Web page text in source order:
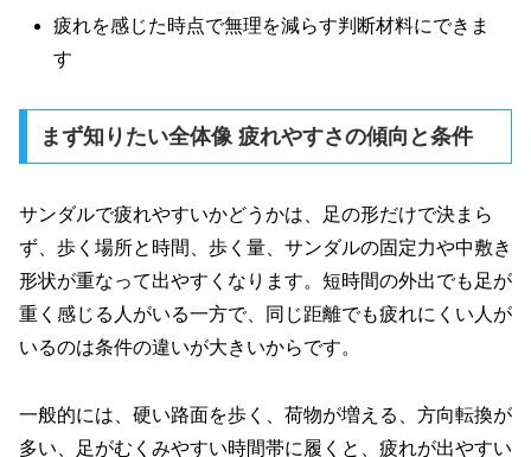
疲れを感じた時点で無理を減らす判断材料にできま
す
まず知りたい全体像 疲れやすさの傾向と条件
サンダルで疲れやすいかどうかは、足の形だけで決まら
ず、歩く場所と時間、歩く量、サンダルの固定力や中敷き
形状が重なって出やすくなります。短時間の外出でも足が
重く感じる人がいる一方で、同じ距離でも疲れにくい人が
いるのは条件の違いが大きいからです。
一般的には、硬い路面を歩く、荷物が増える、方向転換が
多い、足がむくみやすい時間帯に履くと、疲れが出やすい